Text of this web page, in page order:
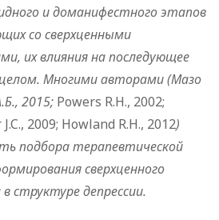
и доманифестного этапов
со сверхценными
их влияния на последующее
Многими авторами (Мазо
2015; Powers R.H., 2002;
2009; Howland R.H., 2012)
подбора терапевтической
сверхценного
структуре депрессии.